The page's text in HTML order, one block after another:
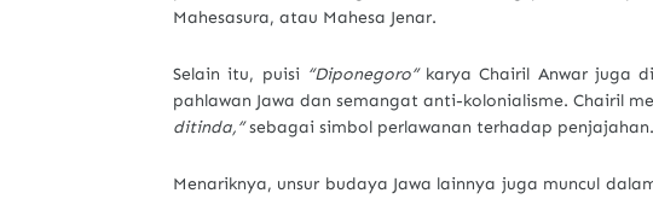
Mahesasura, atau Mahesa Jenar.
Selain itu, puisi “Diponegoro”karya Chairil Anwar juga
pahlawan Jawa dan semangat anti-kolonialisme. Chairil
ditinda,”sebagai simbol perlawanan terhadap penjajahan.
Menariknya, unsur budaya Jawa lainnya juga muncul